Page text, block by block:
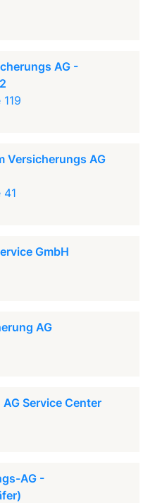
AG -
Versicherungs AG
GmbH
AG
Service Center
AG -